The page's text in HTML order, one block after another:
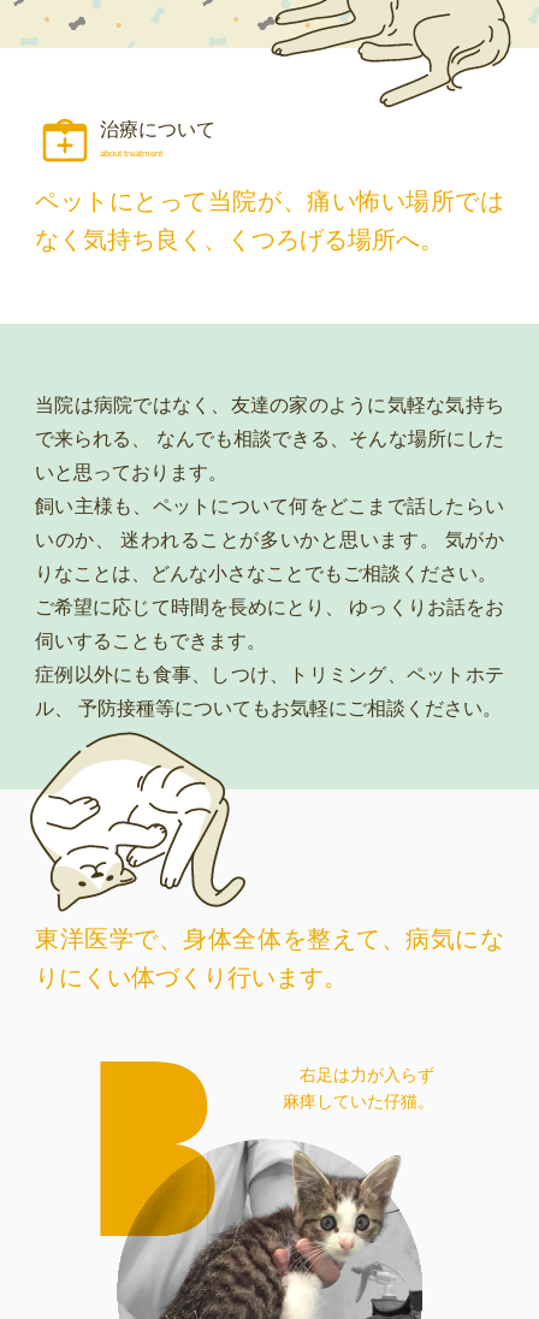
治療について
about treatment
ペットにとって当院が、痛い怖い場所では
なく気持ち良く、くつろげる場所へ。
当院は病院ではなく、友達の家のように気軽な気持ち
で来られる、 なんでも相談できる、そんな場所にした
いと思っております。
飼い主様も、ペットについて何をどこまで話したらい
いのか、 迷われることが多いかと思います。 気がか
りなことは、どんな小さなことでもご相談ください。
ご希望に応じて時間を長めにとり、 ゆっくりお話をお
伺いすることもできます。
症例以外にも食事、しつけ、トリミング、ペットホテ
ル、予防接種等についてもお気軽にご相談ください。
東洋医学で、身体全体を整えて、病気にな
りにくい体づくり行います。
右足は力が入らず
麻痺していた仔猫。